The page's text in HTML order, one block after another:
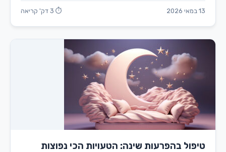
13 במאי 2026 ⏱ 3 דק' קריאה
טיפול בהפרעות שינה: הטעויות הכי נפוצות